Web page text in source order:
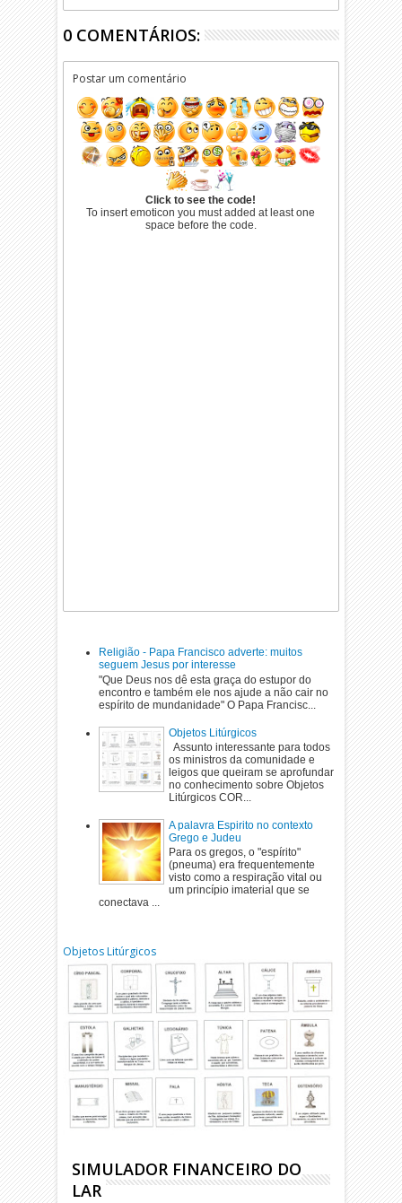
0 COMENTÁRIOS:
Postar um comentário
Click to see the code!
To insert emoticon you must added at least one
space before the code.
Religião - Papa Francisco adverte: muitos
seguem Jesus por interesse
"Que Deus nos dê esta graça do estupor do
encontro e também ele nos ajude a não cair no
espírito de mundanidade" O Papa Francisc...
Objetos Litúrgicos
Assunto interessante para todos
os ministros da comunidade e
leigos que queiram se aprofundar
no conhecimento sobre Objetos
Litúrgicos COR...
A palavra Espirito no contexto
Grego e Judeu
Para os gregos, o "espírito"
(pneuma) era frequentemente
visto como a respiração vital ou
um princípio imaterial que se
conectava ...
Objetos Litúrgicos
SIMULADOR FINANCEIRO DO
LAR